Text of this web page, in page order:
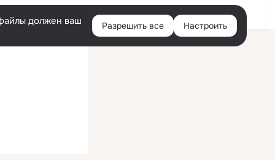
Войти
должен ваш
Разрешить все Настроить